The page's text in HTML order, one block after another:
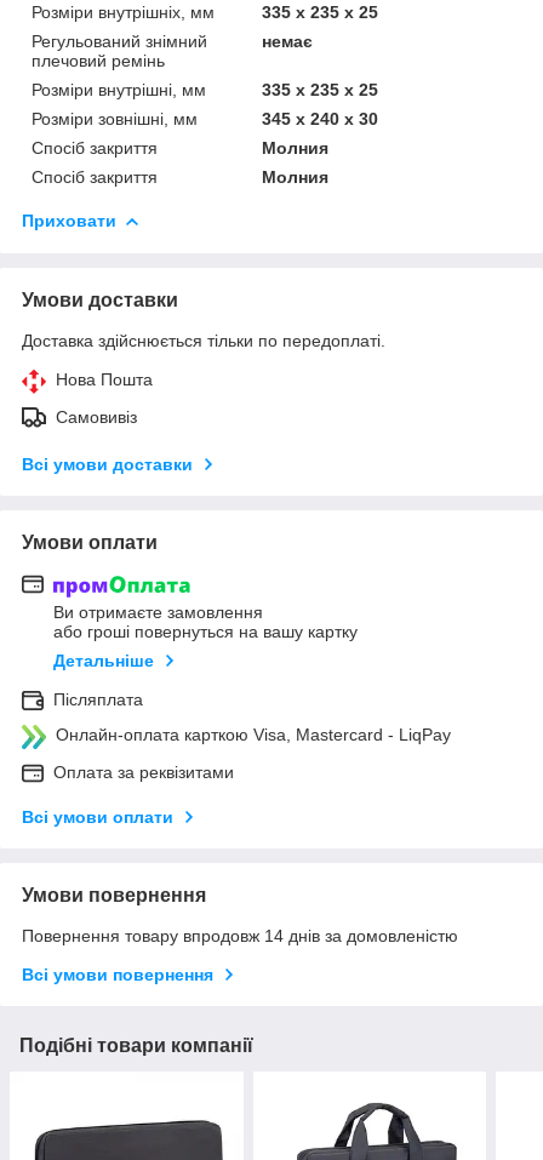
Розміри внутрішніх, мм
335 х 235 х 25
Регульований знімний
плечовий ремінь
немає
Розміри внутрішні, мм
335 х 235 х 25
Розміри зовнішні, мм
345 х 240 х 30
Спосіб закриття
Молния
Спосіб закриття
Молния
Приховати
Умови доставки
Доставка здійснюється тільки по передоплаті.
Нова Пошта
Самовивіз
Всі умови доставки
Умови оплати
Ви отримаєте замовлення
або гроші повернуться на вашу картку
Детальніше
Післяплата
Онлайн-оплата карткою Visa, Mastercard - LiqPay
Оплата за реквізитами
Всі умови оплати
Умови повернення
Повернення товару впродовж 14 днів за домовленістю
Всі умови повернення
Подібні товари компанії